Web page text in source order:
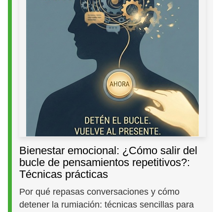
Bienestar emocional: ¿Cómo salir del
bucle de pensamientos repetitivos?:
Técnicas prácticas
Por qué repasas conversaciones y cómo
detener la rumiación: técnicas sencillas para